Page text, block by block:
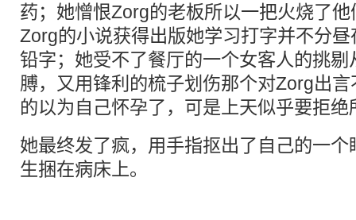
药；她憎恨Zorg的老板所以一把火烧了
Zorg的小说获得出版她学习打字并不分
铅字；她受不了餐厅的一个女客人的挑
膊，又用锋利的梳子划伤那个对Zorg出
的以为自己怀孕了，可是上天似乎要拒
她最终发了疯，用手指抠出了自己的一
生捆在病床上。